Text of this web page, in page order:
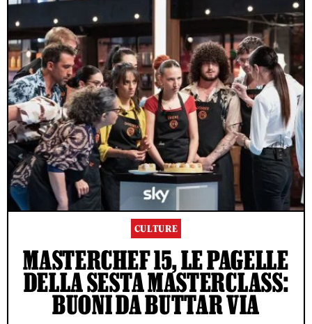
CULTURE
MASTERCHEF 15, LE PAGELLE
DELLA SESTA MASTERCLASS:
BUONI DA BUTTAR VIA